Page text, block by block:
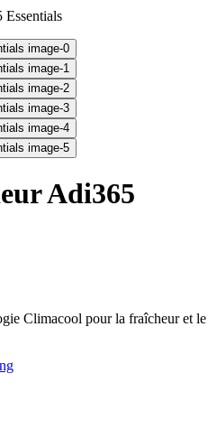
Essentials
Adi365
Climacool pour la fraîcheur et le